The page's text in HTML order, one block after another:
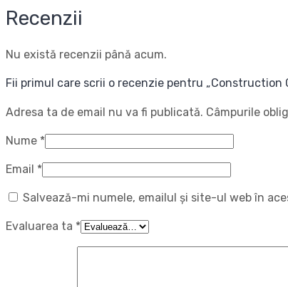
Recenzii
Nu există recenzii până acum.
Fii primul care scrii o recenzie pentru „Construction
Adresa ta de email nu va fi publicată. Câmpurile
Nume *
Email *
Salvează-mi numele, emailul și site-ul web în
Evaluarea ta *